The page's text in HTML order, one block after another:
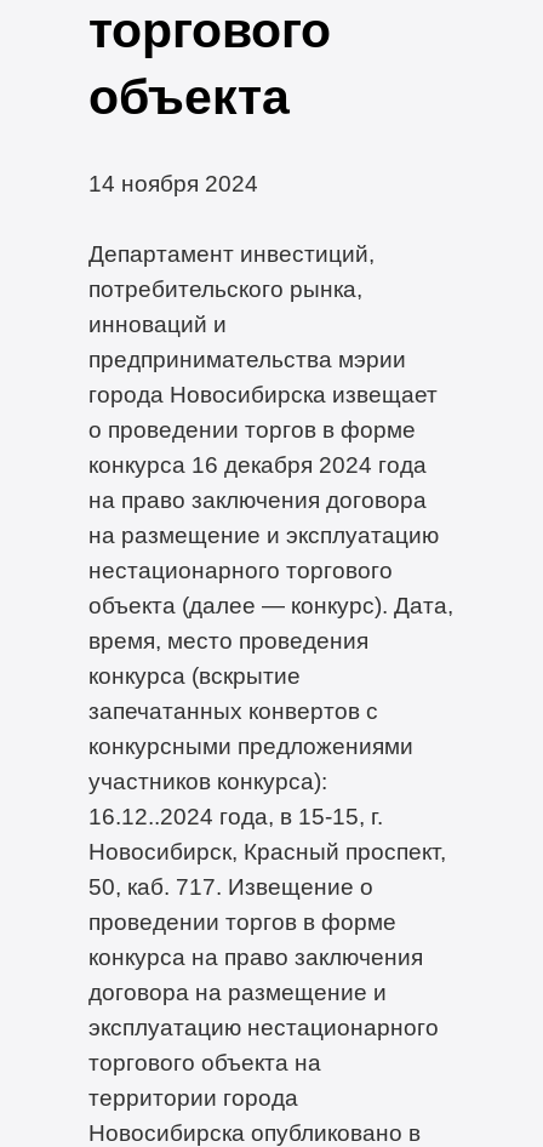
торгового
объекта
14 ноября 2024
Департамент инвестиций,
потребительского рынка,
инноваций и
предпринимательства мэрии
города Новосибирска извещает
о проведении торгов в форме
конкурса 16 декабря 2024 года
на право заключения договора
на размещение и эксплуатацию
нестационарного торгового
объекта (далее — конкурс). Дата,
время, место проведения
конкурса (вскрытие
запечатанных конвертов с
конкурсными предложениями
участников конкурса):
16.12..2024 года, в 15-15, г.
Новосибирск, Красный проспект,
50, каб. 717. Извещение о
проведении торгов в форме
конкурса на право заключения
договора на размещение и
эксплуатацию нестационарного
торгового объекта на
территории города
Новосибирска опубликовано в